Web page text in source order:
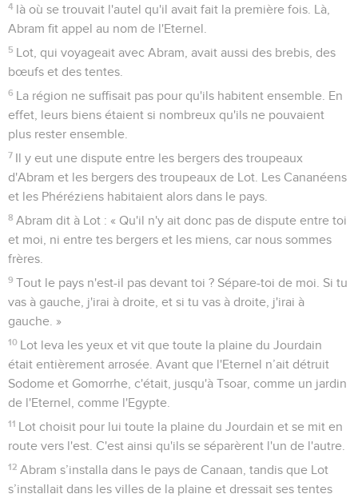
4 là où se trouvait l'autel qu'il avait fait la première fois. Là,
Abram fit appel au nom de l'Eternel.
5 Lot, qui voyageait avec Abram, avait aussi des brebis, des
bœufs et des tentes.
6 La région ne suffisait pas pour qu'ils habitent ensemble. En
effet, leurs biens étaient si nombreux qu'ils ne pouvaient
plus rester ensemble.
7 Il y eut une dispute entre les bergers des troupeaux
d'Abram et les bergers des troupeaux de Lot. Les Cananéens
et les Phéréziens habitaient alors dans le pays.
8 Abram dit à Lot : « Qu'il n'y ait donc pas de dispute entre toi
et moi, ni entre tes bergers et les miens, car nous sommes
frères.
9 Tout le pays n'est-il pas devant toi ? Sépare-toi de moi. Si tu
vas à gauche, j'irai à droite, et si tu vas à droite, j'irai à
gauche. »
10 Lot leva les yeux et vit que toute la plaine du Jourdain
était entièrement arrosée. Avant que l'Eternel n’ait détruit
Sodome et Gomorrhe, c'était, jusqu'à Tsoar, comme un jardin
de l'Eternel, comme l'Egypte.
11 Lot choisit pour lui toute la plaine du Jourdain et se mit en
route vers l'est. C'est ainsi qu'ils se séparèrent l'un de l'autre.
12 Abram s’installa dans le pays de Canaan, tandis que Lot
s’installait dans les villes de la plaine et dressait ses tentes